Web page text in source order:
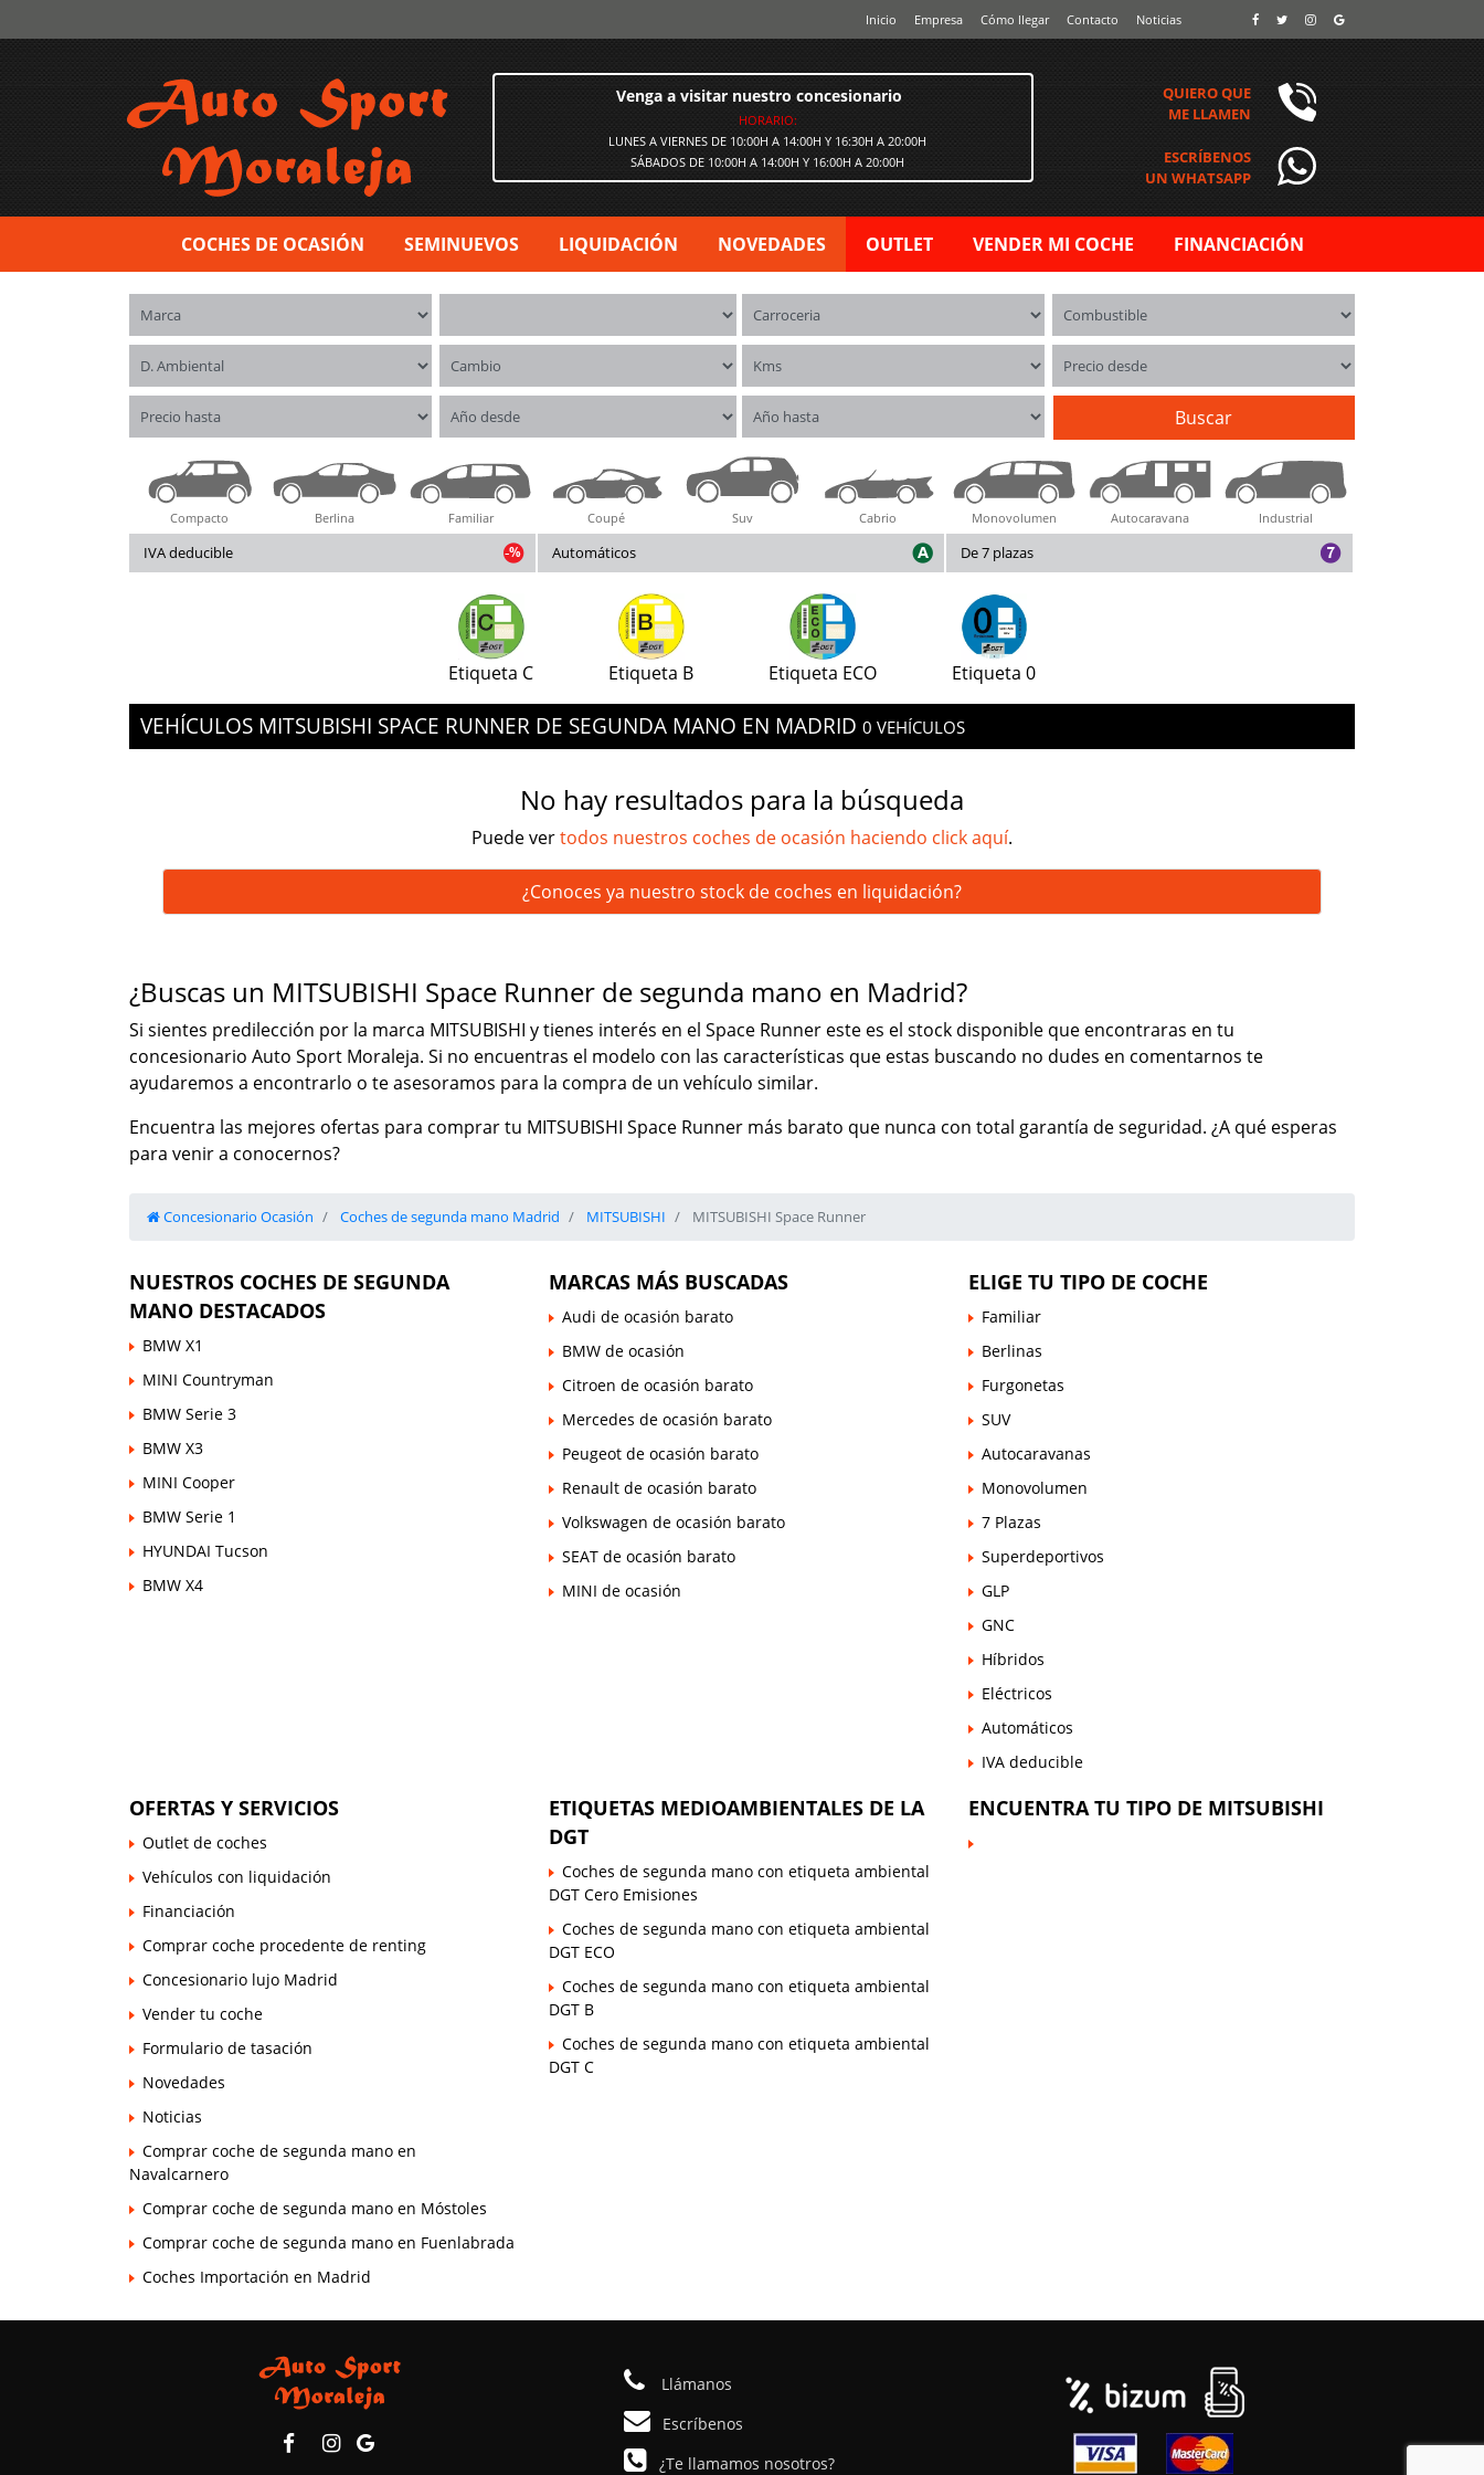
Inicio Empresa Cómo llegar Contacto Noticias
Venga a visitar nuestro concesionario
HORARIO:
LUNES A VIERNES DE 10:00H A 14:00H Y 16:30H A 20:00H
SÁBADOS DE 10:00H A 14:00H Y 16:00H A 20:00H
QUIERO QUE
ME LLAMEN
ESCRÍBENOS
UN WHATSAPP
COCHES DE OCASIÓN SEMINUEVOS LIQUIDACIÓN NOVEDADES OUTLET VENDER MI COCHE FINANCIACIÓN
Marca Carrocerías Combustible
Distintivo ambiental Cambio Kms Precio desde
Precio hasta Año desde Año hasta Buscar
Compacto Berlina Familiar Coupé Suv Cabrio Monovolumen Autocaravana Industrial
IVA deducible Automáticos De 7 plazas
Etiqueta C Etiqueta B Etiqueta ECO Etiqueta 0
VEHÍCULOS MITSUBISHI SPACE RUNNER DE SEGUNDA MANO EN MADRID 0 VEHÍCULOS
No hay resultados para la búsqueda
Puede vertodos nuestros coches de ocasión haciendo click aquí.
¿Conoces ya nuestro stock de coches en liquidación?
¿Buscas un MITSUBISHI Space Runner de segunda mano en Madrid?
Si sientes predilección por la marca MITSUBISHI y tienes interés en el Space Runner este es el stock disponible que encontraras en tu
concesionario Auto Sport Moraleja. Si no encuentras el modelo con las características que estas buscando no dudes en comentarnos te
ayudaremos a encontrarlo o te asesoramos para la compra de un vehículo similar.
Encuentra las mejores ofertas para comprar tu MITSUBISHI Space Runner más barato que nunca con total garantía de seguridad. ¿A qué esperas
para venir a conocernos?
Concesionario Ocasión Coches de segunda mano Madrid MITSUBISHI MITSUBISHI Space Runner
NUESTROS COCHES DE SEGUNDA
MANO DESTACADOS
BMW X1
MINI Countryman
BMW Serie 3
BMW X3
MINI Cooper
BMW Serie 1
HYUNDAI Tucson
BMW X4
MARCAS MÁS BUSCADAS
Audi de ocasión barato
BMW de ocasión
Citroen de ocasión barato
Mercedes de ocasión barato
Peugeot de ocasión barato
Renault de ocasión barato
Volkswagen de ocasión barato
SEAT de ocasión barato
MINI de ocasión
ELIGE TU TIPO DE COCHE
Familiar
Berlinas
Furgonetas
SUV
Autocaravanas
Monovolumen
7 Plazas
Superdeportivos
GLP
GNC
Híbridos
Eléctricos
Automáticos
IVA deducible
OFERTAS Y SERVICIOS
Outlet de coches
Vehículos con liquidación
Financiación
Comprar coche procedente de renting
Concesionario lujo Madrid
Vender tu coche
Formulario de tasación
Novedades
Noticias
Comprar coche de segunda mano en
Navalcarnero
Comprar coche de segunda mano en Móstoles
Comprar coche de segunda mano en Fuenlabrada
Coches Importación en Madrid
ETIQUETAS MEDIOAMBIENTALES DE LA
DGT
Coches de segunda mano con etiqueta ambiental
DGT Cero Emisiones
Coches de segunda mano con etiqueta ambiental
DGT ECO
Coches de segunda mano con etiqueta ambiental
DGT B
Coches de segunda mano con etiqueta ambiental
DGT C
ENCUENTRA TU TIPO DE MITSUBISHI
Llámanos
Escríbenos
¿Te llamamos nosotros?